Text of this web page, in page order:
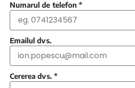
Numarul de telefon *
Emailul dvs.
Cererea dvs. *